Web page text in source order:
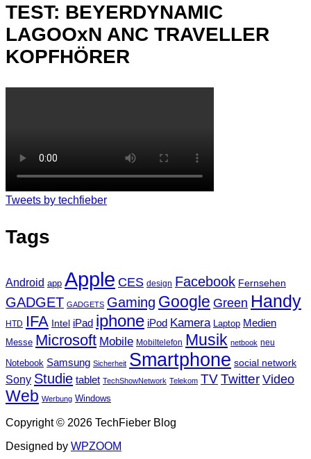
TEST: BEYERDYNAMIC
LAGOOxN ANC TRAVELLER
KOPFHÖRER
Tweets by techfieber
Tags
Android app Apple CES design Facebook Fernsehen
GADGET GADGETS Gaming Google Green Handy
HTD IFA Intel iPad iphone iPod Kamera Laptop Medien
Messe Microsoft Mobile Mobiltelefon Musik netbook neu
Notebook Samsung Sicherheit Smartphone social network
Sony Studie tablet TechShowNetwork Telekom TVTwitter Video
Web Werbung Windows
Copyright © 2026 TechFieber Blog
Designed by WPZOOM